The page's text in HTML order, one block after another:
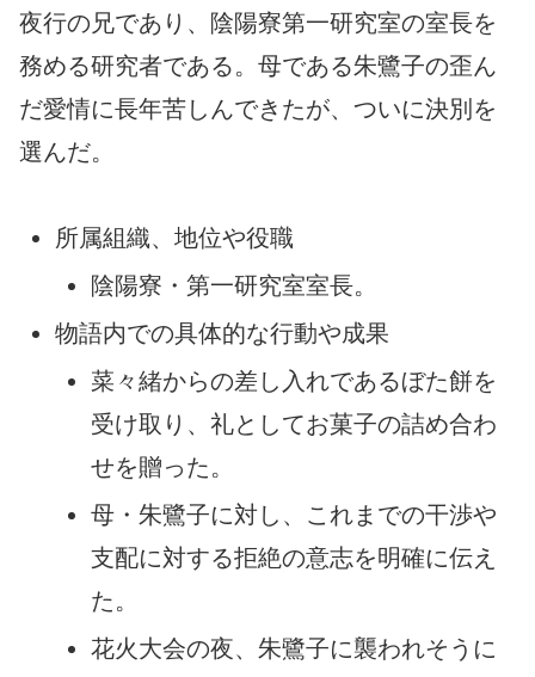
夜行の兄であり、陰陽寮第一研究室の室長を
務める研究者である。母である朱鷺子の歪ん
だ愛情に長年苦しんできたが、ついに決別を
選んだ。
所属組織、地位や役職
陰陽寮・第一研究室室長。
物語内での具体的な行動や成果
菜々緒からの差し入れであるぼた餅を
受け取り、礼としてお菓子の詰め合わ
せを贈った。
母・朱鷺子に対し、これまでの干渉や
支配に対する拒絶の意志を明確に伝え
た。
花火大会の夜、朱鷺子に襲われそうに